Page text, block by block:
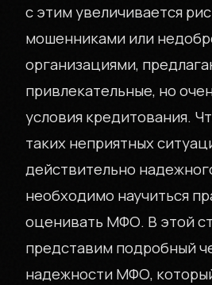
с этим увеличивается
мошенниками или
организациями,
привлекательные, но
условия кредитования.
таких неприятных
действительно
необходимо научиться
оценивать МФО. В этой
представим подробный
надежности МФО,